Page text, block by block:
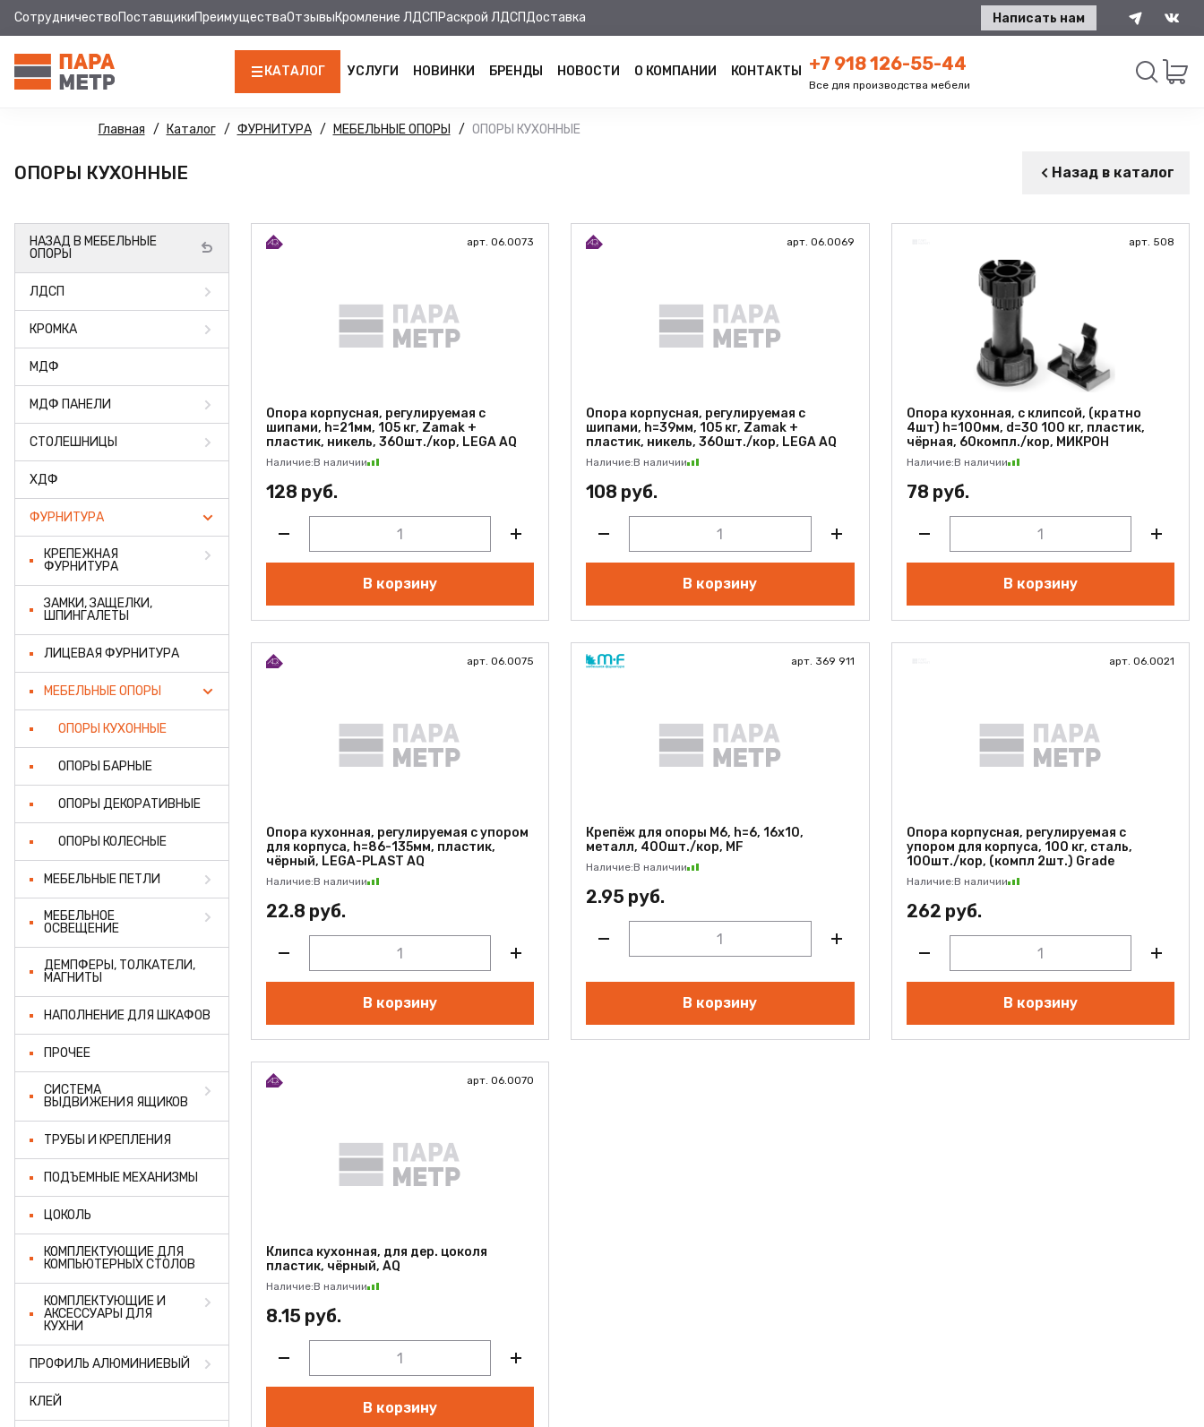
СотрудничествоПоставщикиПреимуществаОтзывыКромление ЛДСП Раскрой ЛДСПДоставка Написать нам
КАТАЛОГ
ЛДСП
МДФ ПАНЕЛИ
ПРОФИЛЬ АЛЮМИНИЕВЫЙ
КЛЕЙ
ШДСП
НОВИНКИ
УСЛУГИ НОВИНКИ БРЕНДЫ НОВОСТИ О КОМПАНИИ КОНТАКТЫ +7 918 126-55-44
Все для производства мебели
Главная Каталог ФУРНИТУРА МЕБЕЛЬНЫЕ ОПОРЫ ОПОРЫ КУХОННЫЕ
ОПОРЫ КУХОННЫЕ Назад в каталог
НАЗАД В МЕБЕЛЬНЫЕ
ОПОРЫ
ЛДСП
КРОМКА
МДФ
МДФ ПАНЕЛИ
СТОЛЕШНИЦЫ
ХДФ
ФУРНИТУРА
КРЕПЕЖНАЯ
ФУРНИТУРА
ЗАМКИ, ЗАЩЕЛКИ,
ШПИНГАЛЕТЫ
ЛИЦЕВАЯ ФУРНИТУРА
МЕБЕЛЬНЫЕ ОПОРЫ
ОПОРЫ КУХОННЫЕ
ОПОРЫ БАРНЫЕ
ОПОРЫ ДЕКОРАТИВНЫЕ
ОПОРЫ КОЛЕСНЫЕ
МЕБЕЛЬНЫЕ ПЕТЛИ
МЕБЕЛЬНОЕ
ОСВЕЩЕНИЕ
ДЕМПФЕРЫ, ТОЛКАТЕЛИ,
МАГНИТЫ
НАПОЛНЕНИЕ ДЛЯ ШКАФОВ
ПРОЧЕЕ
СИСТЕМА
ВЫДВИЖЕНИЯ ЯЩИКОВ
ТРУБЫ И КРЕПЛЕНИЯ
ПОДЪЕМНЫЕ МЕХАНИЗМЫ
ЦОКОЛЬ
КОМПЛЕКТУЮЩИЕ ДЛЯ
КОМПЬЮТЕРНЫХ СТОЛОВ
КОМПЛЕКТУЮЩИЕ И
АКСЕССУАРЫ ДЛЯ
КУХНИ
ПРОФИЛЬ АЛЮМИНИЕВЫЙ
КЛЕЙ
арт. 06.0073
Опора корпусная, регулируемая с
шипами, h=21мм, 105 кг, Zamak +
пластик, никель, 360шт./кор, LEGA AQ
Наличие:В наличии
128 руб.
В корзину
арт. 06.0069
Опора корпусная, регулируемая с
шипами, h=39мм, 105 кг, Zamak +
пластик, никель, 360шт./кор, LEGA AQ
Наличие:В наличии
108 руб.
В корзину
арт. 508
Опора кухонная, с клипсой, (кратно
4шт) h=100мм, d=30 100 кг, пластик,
чёрная, 60компл./кор, МИКРОН
Наличие:В наличии
78 руб.
В корзину
арт. 06.0075
Опора кухонная, регулируемая с упором
для корпуса, h=86-135мм, пластик,
чёрный, LEGA-PLAST AQ
Наличие:В наличии
22.8 руб.
В корзину
арт. 369 911
Крепёж для опоры М6, h=6, 16x10,
металл, 400шт./кор, MF
Наличие:В наличии
2.95 руб.
В корзину
арт. 06.0021
Опора корпусная, регулируемая с
упором для корпуса, 100 кг, сталь,
100шт./кор, (компл 2шт.) Grade
Наличие:В наличии
262 руб.
В корзину
арт. 06.0070
Клипса кухонная, для дер. цоколя
пластик, чёрный, AQ
Наличие:В наличии
8.15 руб.
В корзину